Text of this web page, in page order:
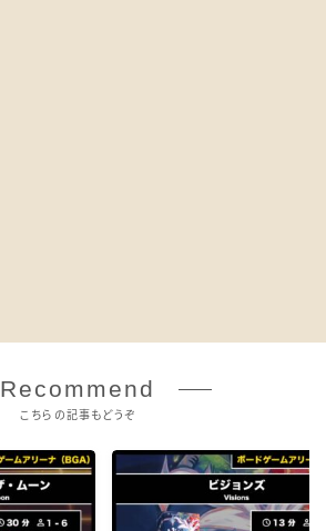
Recommend
こちらの記事もどうぞ